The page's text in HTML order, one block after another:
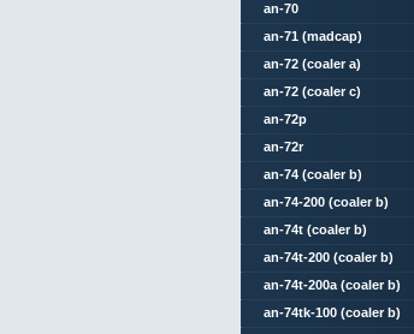
an-70
an-71 (madcap)
an-72 (coaler a)
an-72 (coaler c)
an-72p
an-72r
an-74 (coaler b)
an-74-200 (coaler b)
an-74t (coaler b)
an-74t-200 (coaler b)
an-74t-200a (coaler b)
an-74tk-100 (coaler b)